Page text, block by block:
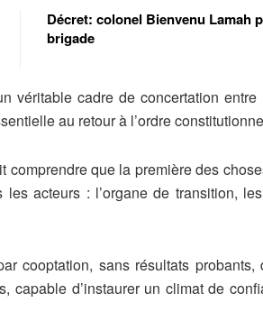
Décret: colonel Bienvenu Lamah
brigade
véritable cadre de concertation
au retour à l’ordre
que la première des
acteurs : l’organe de transition,
cooptation, sans résultats probants,
capable d’instaurer un climat de